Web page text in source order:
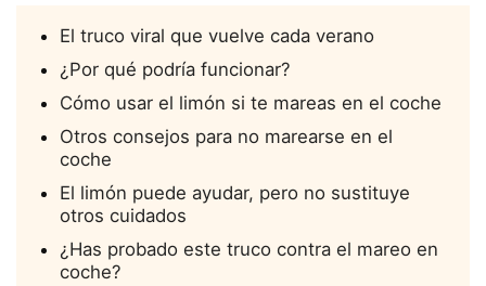
El truco viral que vuelve cada verano
¿Por qué podría funcionar?
Cómo usar el limón si te mareas en el coche
Otros consejos para no marearse en el
coche
El limón puede ayudar, pero no sustituye
otros cuidados
¿Has probado este truco contra el mareo en
coche?